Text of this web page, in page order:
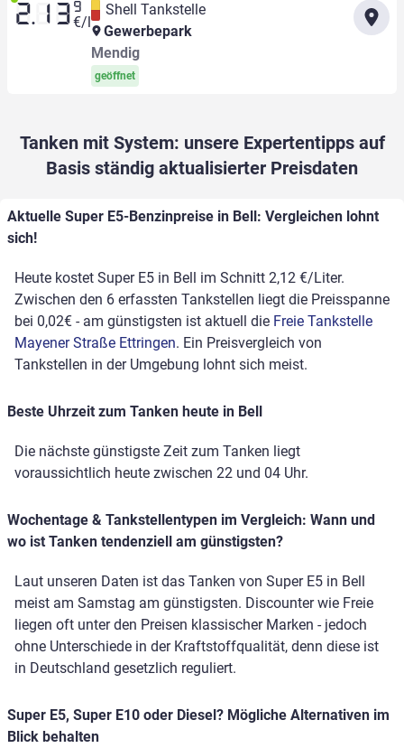
2.13 9
€/l
Shell Tankstelle
Gewerbepark
Mendig
geöffnet
Tanken mit System: unsere Expertentipps auf
Basis ständig aktualisierter Preisdaten
Aktuelle Super E5-Benzinpreise in Bell: Vergleichen lohnt
sich!
Heute kostet Super E5 in Bell im Schnitt 2,12 €/Liter.
Zwischen den 6 erfassten Tankstellen liegt die Preisspanne
bei 0,02€ - am günstigsten ist aktuell die Freie Tankstelle
Mayener Straße Ettringen. Ein Preisvergleich von
Tankstellen in der Umgebung lohnt sich meist.
Beste Uhrzeit zum Tanken heute in Bell
Die nächste günstigste Zeit zum Tanken liegt
voraussichtlich heute zwischen 22 und 04 Uhr.
Wochentage & Tankstellentypen im Vergleich: Wann und
wo ist Tanken tendenziell am günstigsten?
Laut unseren Daten ist das Tanken von Super E5 in Bell
meist am Samstag am günstigsten. Discounter wie Freie
liegen oft unter den Preisen klassischer Marken - jedoch
ohne Unterschiede in der Kraftstoffqualität, denn diese ist
in Deutschland gesetzlich reguliert.
Super E5, Super E10 oder Diesel? Mögliche Alternativen im
Blick behalten